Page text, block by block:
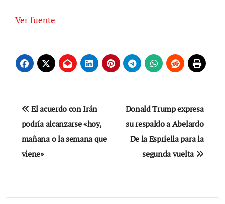
Ver fuente
Navegación
de
entradas
El acuerdo con Irán
podría alcanzarse «hoy,
mañana o la semana que
viene»
Donald Trump expresa
su respaldo a Abelardo
De la Espriella para la
segunda vuelta